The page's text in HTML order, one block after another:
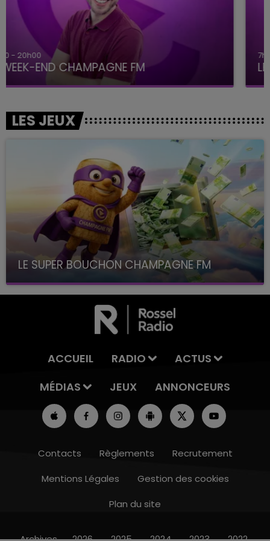
7h00 - 12h00
7h00 - 12h00
LE WEEK-END CHAMPAGNE FM
LES JEUX
LE SUPER BOUCHON CHAMPAGNE FM
avec La Famille Champagne FM, à 8H10
ACCUEIL RADIO
ACTUS
MÉDIAS
JEUX ANNONCEURS
Contacts Règlements
Recrutement
Mentions Légales
Gestion des cookies
Plan du site